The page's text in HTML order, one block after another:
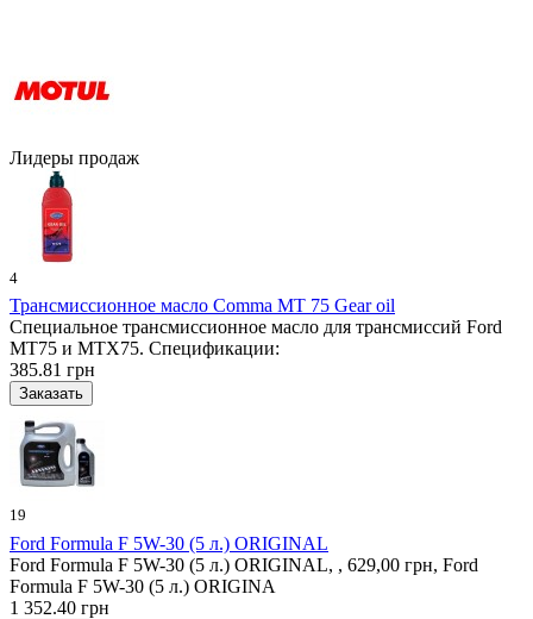
Лидеры продаж
4
Трансмиссионное масло Comma MT 75 Gear oil
Специальное трансмиссионное масло для трансмиссий Ford
MT75 и MTX75. Спецификации:
385.81 грн
19
Ford Formula F 5W-30 (5 л.) ORIGINAL
Ford Formula F 5W-30 (5 л.) ORIGINAL, , 629,00 грн, Ford
Formula F 5W-30 (5 л.) ORIGINA
1 352.40 грн